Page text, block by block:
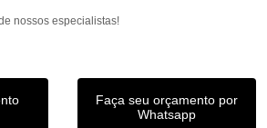
nossos especialistas!
Faça seu orçamento por
Whatsapp